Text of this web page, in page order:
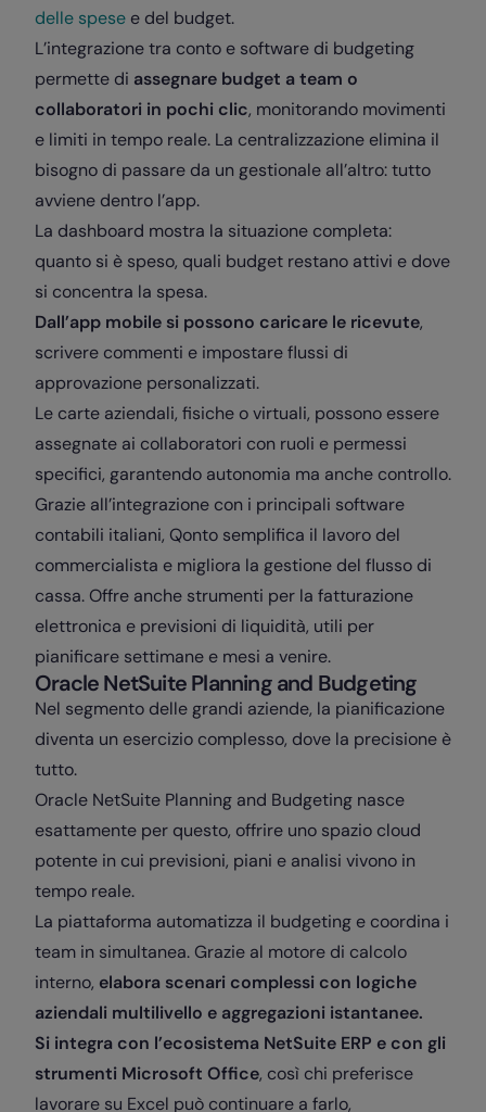
delle spese e del budget.
L’integrazione tra conto e software di budgeting
permette di assegnare budget a team o
collaboratori in pochi clic, monitorando movimenti
e limiti in tempo reale. La centralizzazione elimina il
bisogno di passare da un gestionale all’altro: tutto
avviene dentro l’app.
La dashboard mostra la situazione completa:
quanto si è speso, quali budget restano attivi e dove
si concentra la spesa.
Dall’app mobile si possono caricare le ricevute,
scrivere commenti e impostare flussi di
approvazione personalizzati.
Le carte aziendali, fisiche o virtuali, possono essere
assegnate ai collaboratori con ruoli e permessi
specifici, garantendo autonomia ma anche controllo.
Grazie all’integrazione con i principali software
contabili italiani, Qonto semplifica il lavoro del
commercialista e migliora la gestione del flusso di
cassa. Offre anche strumenti per la fatturazione
elettronica e previsioni di liquidità, utili per
pianificare settimane e mesi a venire.
Oracle NetSuite Planning and Budgeting
Nel segmento delle grandi aziende, la pianificazione
diventa un esercizio complesso, dove la precisione è
tutto.
Oracle NetSuite Planning and Budgeting nasce
esattamente per questo, offrire uno spazio cloud
potente in cui previsioni, piani e analisi vivono in
tempo reale.
La piattaforma automatizza il budgeting e coordina i
team in simultanea. Grazie al motore di calcolo
interno, elabora scenari complessi con logiche
aziendali multilivello e aggregazioni istantanee.
Si integra con l’ecosistema NetSuite ERP e con gli
strumenti Microsoft Office, così chi preferisce
lavorare su Excel può continuare a farlo,